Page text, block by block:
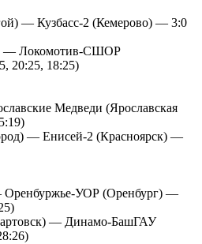
— Кузбасс-2 (Кемерово) — 3:0
— Локомотив-СШОР
20:25, 18:25)
Медведи (Ярославская
— Енисей-2 (Красноярск) —
УОР (Оренбург) —
— Динамо-БашГАУ